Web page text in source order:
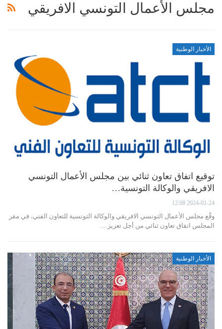
مجلس الأعمال التونسي الافريقي
الأخبار الوطنية
توقيع اتفاق تعاون ثنائي بين مجلس الأعمال التونسي
الافريقي والوكالة التونسية…
2024-01-24 12:08
وقّع مجلس الأعمال التونسي الافريقي والوكالة التونسية للتعاون الفني، في مقر
المجلس اتفاق تعاون ثنائي من أجل تعزيز…
الأخبار الوطنية